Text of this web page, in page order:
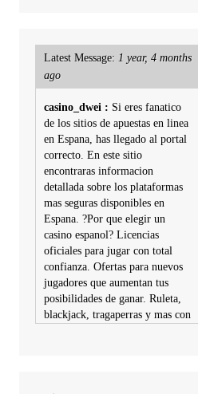
Latest Message: 1 year, 4 months
ago
casino_dwei : Si eres fanatico
de los sitios de apuestas en linea
en Espana, has llegado al portal
correcto. En este sitio
encontraras informacion
detallada sobre los plataformas
mas seguras disponibles en
Espana. ?Por que elegir un
casino espanol? Licencias
oficiales para jugar con total
confianza. Ofertas para nuevos
jugadores que aumentan tus
posibilidades de ganar. Ruleta,
blackjack, tragaperras y mas con